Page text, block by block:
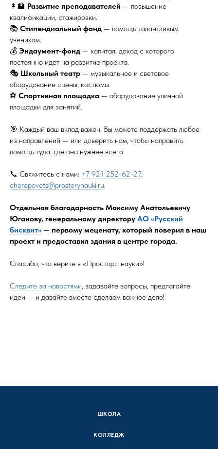
👩‍🏫 Развитие преподавателей — повышение
квалификации, стажировки.
📚 Стипендиальный фонд — помощь талантливым
ученикам.
💰 Эндаумент-фонд — капитал, доход с которого
постоянно идёт на развитие проекта.
🎭 Школьный театр — музыкальное и световое
оборудование сцены, костюмы.
⚽ Спортивная площадка — оборудование уличной
площадки для занятий.
🎯 Каждый ваш вклад важен! Вы можете поддержать любое
из направлений — или доверить нам, чтобы направить
помощь туда, где она нужнее всего.
📞 Свяжитесь с нами: +7 921 252-62-27,
cherepovets@prostorynauki.ru.
Отдельная благодарность Максиму Анатольевичу
Юганову, генеральному директору АО «Русский
бисквит» — первому меценату, который поверил в наш
проект и предоставил здания в центре города.
Спасибо, что верите в «Просторы науки»!
Следите за новостями, задавайте вопросы, предлагайте
идеи — и давайте вместе сделаем важное дело!
ШКОЛА
КОЛЛЕДЖ